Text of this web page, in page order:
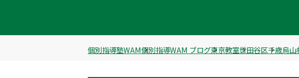
個別指導塾WAM個別指導WAM ブログ東京教室世田谷区千歳烏